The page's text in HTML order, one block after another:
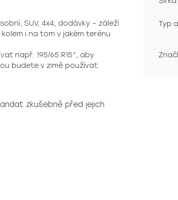
SUV, 4x4, dodávky – záleží
i na tom v jakém terénu
např: 195/65 R15“, aby
budete v zimě používat.
zkušebně před jejich
Typ